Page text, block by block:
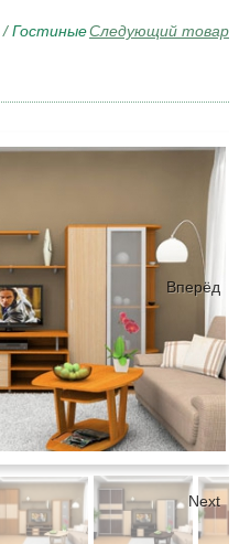
Следующий товар
/Гостиные
Вперёд
Next